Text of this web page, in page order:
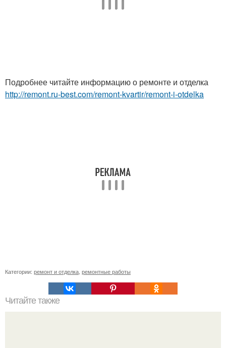
Подробнее читайте информацию о ремонте и отделка
http://remont.ru-best.com/remont-kvartir/remont-i-otdelka
Категории: ремонт и отделка ремонтные работы
Читайте также